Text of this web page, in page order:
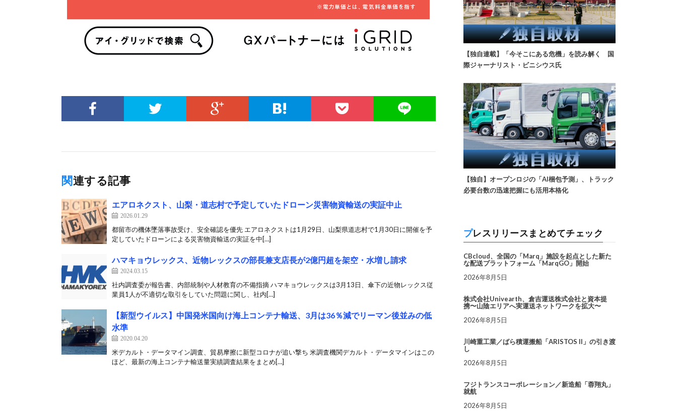
関連する記事
エアロネクスト、山梨・道志村で予定していたドローン災害物資輸送の実証中止
2026.01.29
都留市の機体墜落事故受け、安全確認を優先 エアロネクストは1月29日、山梨県道志村で1月30日に開催を予
定していたドローンによる災害物資輸送の実証を中[…]
ハマキョウレックス、近物レックスの部長兼支店長が2億円超を架空・水増し請求
2024.03.15
社内調査委が報告書、内部統制や人材教育の不備指摘 ハマキョウレックスは3月13日、傘下の近物レックス従
業員1人が不適切な取引をしていた問題に関し、社内[…]
【新型ウイルス】中国発米国向け海上コンテナ輸送、3月は36％減でリーマン後並みの低
水準
2020.04.20
米デカルト・データマイン調査、貿易摩擦に新型コロナが追い撃ち 米調査機関デカルト・データマインはこの
ほど、最新の海上コンテナ輸送量実績調査結果をまとめ[…]
【独自連載】「今そこにある危機」を読み解く 国
際ジャーナリスト・ビニシウス氏
【独自】オープンロジの「AI梱包予測」、トラック
必要台数の迅速把握にも活用本格化
プレスリリースまとめてチェック
CBcloud、全国の「Marq」施設を起点とした新た
な配送プラットフォーム「MarqGO」開始
2026年8月5日
株式会社Univearth、倉吉運送株式会社と資本提
携〜山陰エリアへ実運送ネットワークを拡大〜
2026年8月5日
川崎重工業／ばら積運搬船「ARISTOS II」の引き渡
し
2026年8月5日
フジトランスコーポレーション／新造船「蓉翔丸」
就航
2026年8月5日